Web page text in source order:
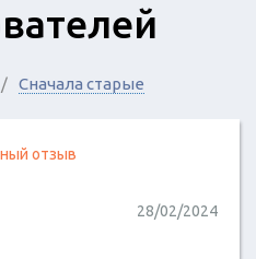
Сначала старые
отзыв
28/02/2024